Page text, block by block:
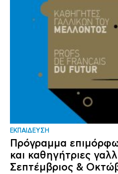
ΕΚΠΑΙΔΕΥΣΗ
Πρόγραμμα
και καθηγήτριες
Σεπτέμβριος &